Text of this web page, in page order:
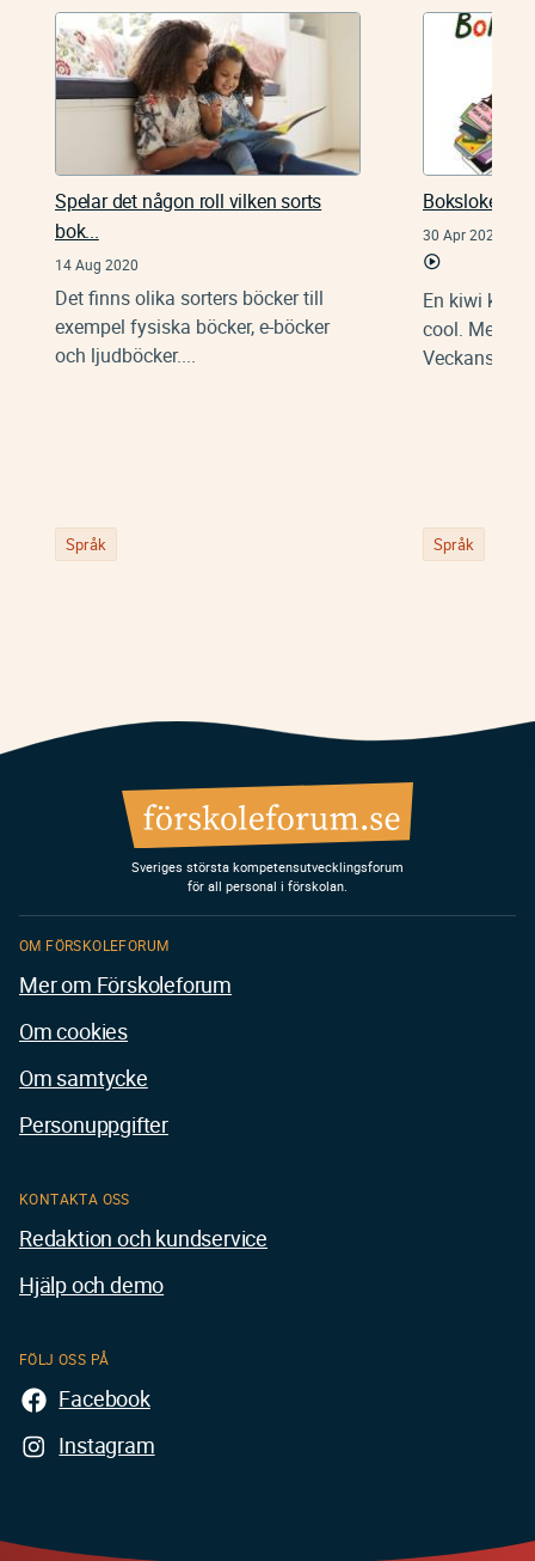
Spelar det någon roll vilken sorts
bok...
14 Aug 2020
Det finns olika sorters böcker till
exempel fysiska böcker, e-böcker
och ljudböcker....
Språk
Bokslokens
30 Apr 2021
En kiwi
cool. Men
Veckans
Språk
Sveriges största kompetensutvecklingsforum
för all personal i förskolan.
KONTAKTA OSS
Redaktion och kundservice
Hjälp och demo
FÖLJ OSS PÅ
Facebook
Instagram
OM FÖRSKOLEFORUM
Mer om Förskoleforum
Om cookies
Om samtycke
Personuppgifter